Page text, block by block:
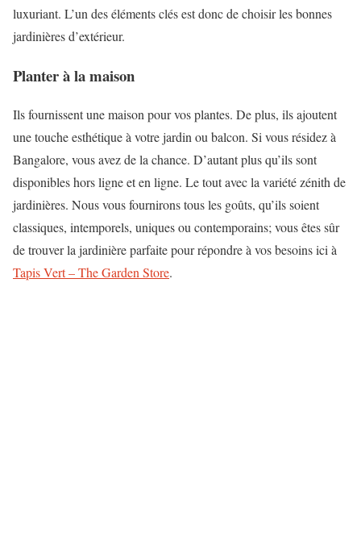
luxuriant. L’un des éléments clés est donc de choisir les bonnes
jardinières d’extérieur.
Planter à la maison
Ils fournissent une maison pour vos plantes. De plus, ils ajoutent
une touche esthétique à votre jardin ou balcon. Si vous résidez à
Bangalore, vous avez de la chance. D’autant plus qu’ils sont
disponibles hors ligne et en ligne. Le tout avec la variété zénith de
jardinières. Nous vous fournirons tous les goûts, qu’ils soient
classiques, intemporels, uniques ou contemporains; vous êtes sûr
de trouver la jardinière parfaite pour répondre à vos besoins ici à
Tapis Vert – The Garden Store.